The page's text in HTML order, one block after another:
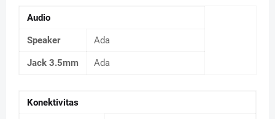
Audio
Speaker Ada
Jack 3.5mm Ada
Konektivitas